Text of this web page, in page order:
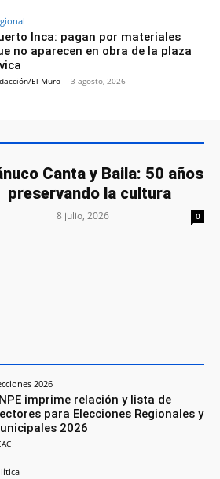
Inca: pagan por materiales
no aparecen en obra de la plaza
El Muro - 3 agosto, 2026
Canta y Baila: 50 años
preservando la cultura
8 julio, 2026 0
2026
imprime relación y lista de
para Elecciones Regionales y
2026